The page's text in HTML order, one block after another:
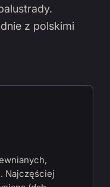
z polskimi
Najczęściej